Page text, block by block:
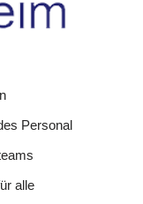
Personal
alle